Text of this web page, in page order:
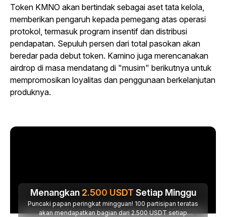
Token KMNO akan bertindak sebagai aset tata kelola,
memberikan pengaruh kepada pemegang atas operasi
protokol, termasuk program insentif dan distribusi
pendapatan. Sepuluh persen dari total pasokan akan
beredar pada debut token. Kamino juga merencanakan
airdrop di masa mendatang di "musim" berikutnya untuk
mempromosikan loyalitas dan penggunaan berkelanjutan
produknya.
Menangkan 2.500 USDT Setiap Minggu
Puncaki papan peringkat mingguan! 100 partisipan teratas
akan mendapatkan bagian dari 2.500 USDT setiap